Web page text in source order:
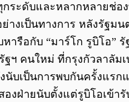
ระดับและหลากหลายช่อ
างเป็นทางการ หลังรัฐมน
หารือกับ “มาร์โก รูบิโอ”
ฐฯ คนใหม่ ที่กรุงกัวลาลัมเ
งนับเป็นการพบกันครั้งแรก
องฝ่ายนับตั้งแต่รูบิโอเข้า